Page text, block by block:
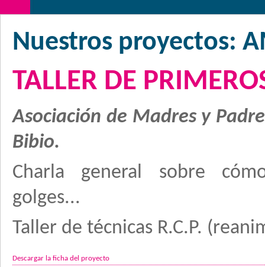
Nuestros proyectos:
TALLER DE
Asociación de Madres y
Bibio.
Charla general sobre
golges...
Taller de técnicas R.C.P.
Descargar la ficha del proyecto